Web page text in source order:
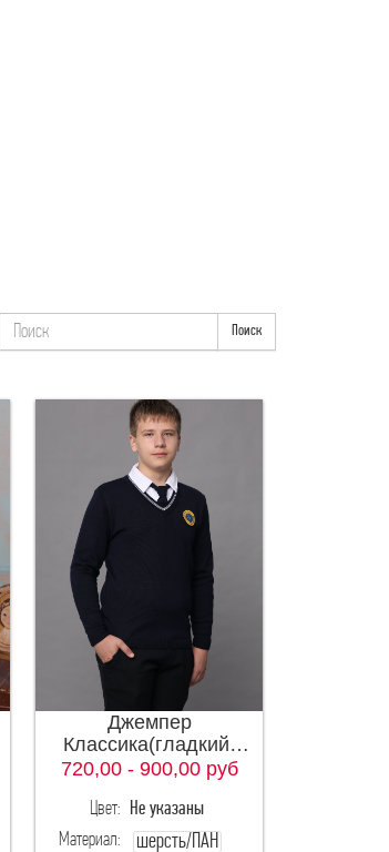
Поиск
Джемпер
Классика(гладкий)
для мальчиков
720,00 - 900,00руб
Цвет: Не указаны
Материал:
шерсть/ПАН